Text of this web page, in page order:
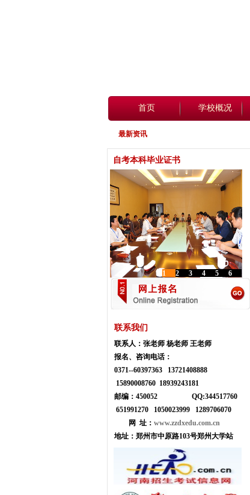
首页 学校概况
最新资讯
自考本科毕业证书
6
5
4
3
2
1
联系我们
联系人： 张老师 杨老师 王老师
报名、咨询电话：
0371--60397363 13721408888
15890008760 18939243181
邮编：450052 QQ:344517760
651991270 1050023999
1289706070
网 址： www.zzdxedu.com.cn
地址： 郑州市中原路103号郑州大学站